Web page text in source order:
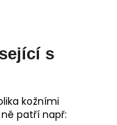
s
kožními
patří např: